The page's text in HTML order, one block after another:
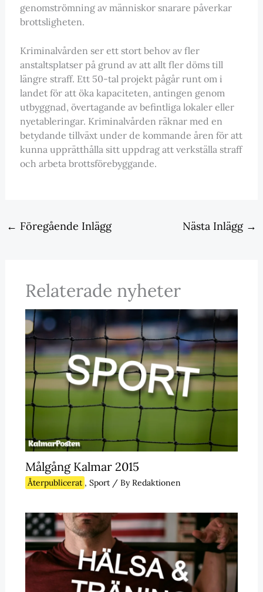
genomströmning av människor snarare påverkar
brottsligheten.
Kriminalvården ser ett stort behov av fler
anstaltsplatser på grund av att allt fler döms till
längre straff. Ett 50-tal projekt pågår runt om i
landet för att öka kapaciteten, antingen genom
utbyggnad, övertagande av befintliga lokaler eller
nyetableringar. Kriminalvården räknar med en
betydande tillväxt under de kommande åren för att
kunna upprätthålla sitt uppdrag att verkställa straff
och arbeta brottsförebyggande.
← Föregående Inlägg Nästa Inlägg →
Relaterade nyheter
Målgång Kalmar 2015
Återpublicerat , Sport/ ByRedaktionen